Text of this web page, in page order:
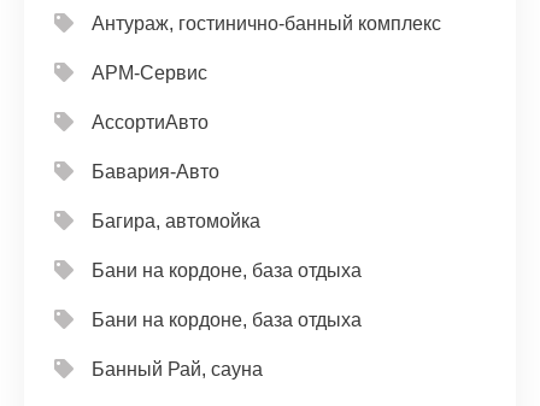
Антураж, гостинично-банный комплекс
АРМ-Сервис
АссортиАвто
Бавария-Авто
Багира, автомойка
Бани на кордоне, база отдыха
Бани на кордоне, база отдыха
Банный Рай, сауна